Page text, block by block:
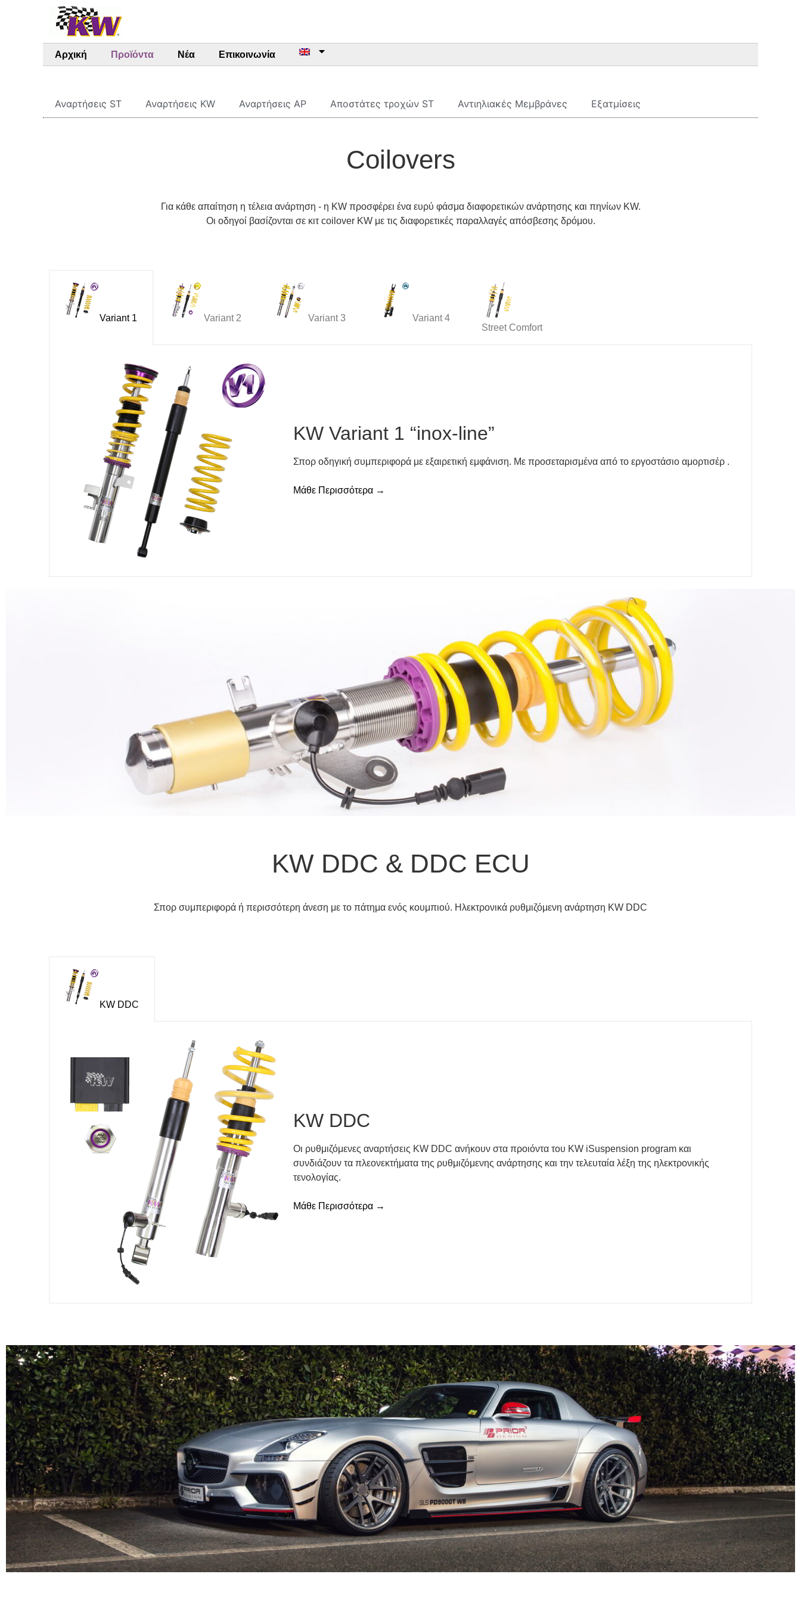
Αρχική Προϊόντα Νέα Επικοινωνία
Αναρτήσεις ST Αναρτήσεις KW Αναρτήσεις AP Αποστάτες τροχών ST Αντιηλιακές Μεμβράνες Εξατμίσεις
Coilovers
Για κάθε απαίτηση η τέλεια ανάρτηση - η KW προσφέρει ένα ευρύ φάσμα διαφορετικών ανάρτησης και πηνίων KW.
Οι οδηγοί βασίζονται σε κιτ coilover KW με τις διαφορετικές παραλλαγές απόσβεσης δρόμου.
Variant 1 Variant 2 Variant 3
Variant 4
Street Comfort
KW Variant 1 “inox-line”
Σπορ οδηγική συμπεριφορά με εξαιρετική εμφάνιση. Με προσεταρισμένα από το εργοστάσιο αμορτισέρ .
Μάθε Περισσότερα →
KW DDC & DDC ECU
Σπορ συμπεριφορά ή περισσότερη άνεση με το πάτημα ενός κουμπιού. Ηλεκτρονικά ρυθμιζόμενη ανάρτηση KW DDC
KW DDC
KW DDC
Οι ρυθμιζόμενες αναρτήσεις KW DDC ανήκουν στα προιόντα του KW iSuspension program και
συνδιάζουν τα πλεονεκτήματα της ρυθμιζόμενης ανάρτησης και την τελευταία λέξη της ηλεκτρονικής
τενολογίας.
Μάθε Περισσότερα →